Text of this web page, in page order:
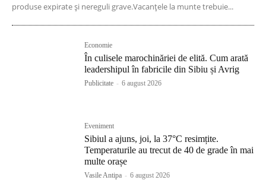
produse expirate și nereguli grave.Vacanțele la munte trebuie...
Economie
În culisele marochinăriei de elită. Cum arată
leadershipul în fabricile din Sibiu și Avrig
Publicitate - 6 august 2026
Eveniment
Sibiul a ajuns, joi, la 37°C resimțite.
Temperaturile au trecut de 40 de grade în mai
multe orașe
Vasile Antipa - 6 august 2026